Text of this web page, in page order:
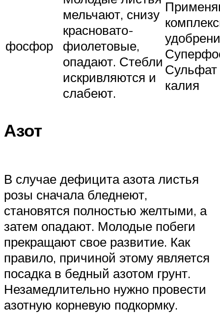
фосфор
мельчают, снизу
красновато-
фиолетовые,
опадают. Стебли
искривляются и
слабеют.
Сульфат
калия
Азот
В случае дефицита азота листья
розы сначала бледнеют,
становятся полностью желтыми, а
затем опадают. Молодые побеги
прекращают свое развитие. Как
правило, причиной этому является
посадка в бедный азотом грунт.
Незамедлительно нужно провести
азотную корневую подкормку.